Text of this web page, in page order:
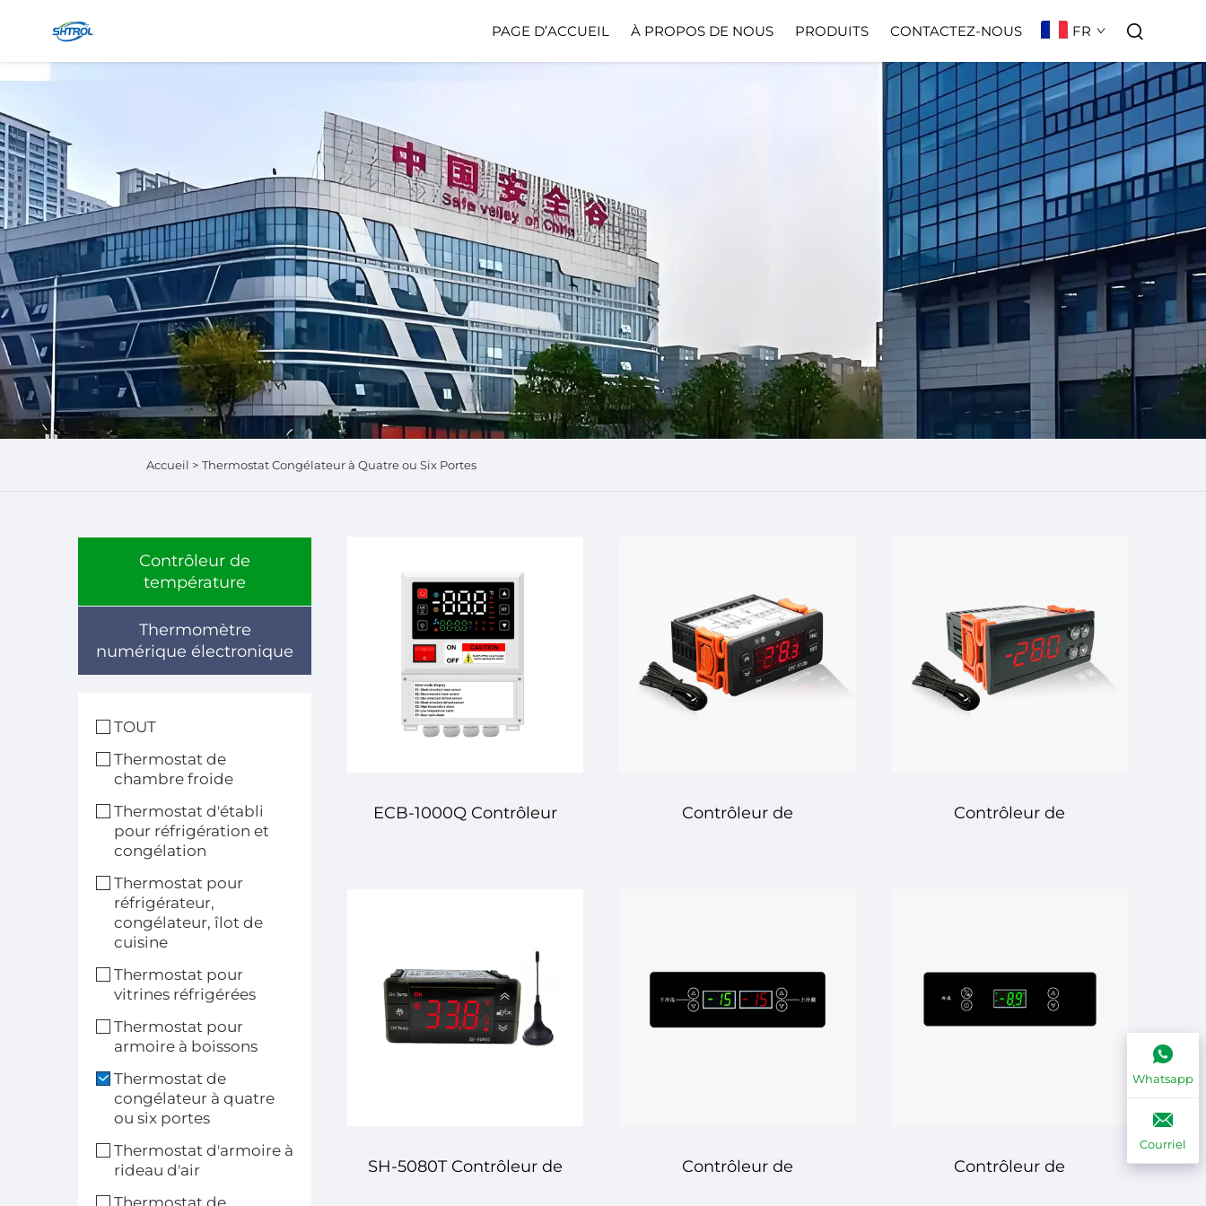
PAGE D’ACCUEIL À PROPOS DE NOUS PRODUITS CONTACTEZ-NOUS FR
Accueil > Thermostat Congélateur à Quatre ou Six Portes
Contrôleur de
température
Thermomètre
numérique électronique
TOUT
Thermostat de
chambre froide
Thermostat d'établi
pour réfrigération et
congélation
Thermostat pour
réfrigérateur,
congélateur, îlot de
cuisine
Thermostat pour
vitrines réfrigérées
Thermostat pour
armoire à boissons
Thermostat de
congélateur à quatre
ou six portes
Thermostat d'armoire à
rideau d'air
Thermostat de
ECB-1000Q Contrôleur
Fiable de Contrôle de
Température pour
Contrôleur de
Précise de la
Température pour les
Contrôleur de
de Température Avancé
avec une Précision
SH-5080T Contrôleur de Contrôleur de Contrôleur de
Whatsapp
Courriel